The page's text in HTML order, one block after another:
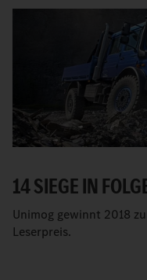
14 SIEGE IN
Unimog gewinnt 2018
Leserpreis.